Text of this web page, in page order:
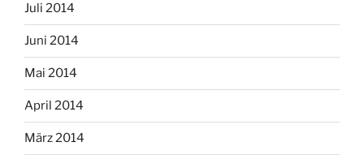
Juli 2014
Juni 2014
Mai 2014
April 2014
März 2014